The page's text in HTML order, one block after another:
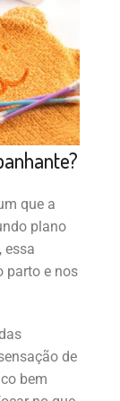
que a
plano
essa
parto e nos
de
bem